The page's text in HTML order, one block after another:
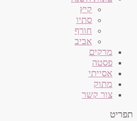
קיץ
סתיו
חורף
אביב
מרקים
פסטה
אסייתי
מתוק
צור קשר
תפריט